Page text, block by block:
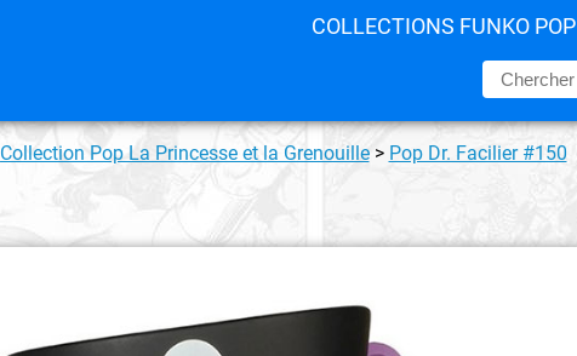
COLLECTIONS FUNKO POP
Collection Pop La Princesse et la Grenouille > Pop Dr. Facilier #150